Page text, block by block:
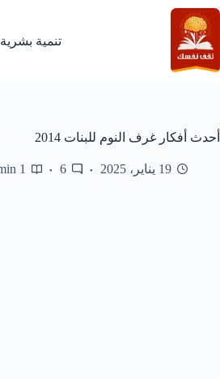
التجاوز
إلى
المحتوى
تنمية بشرية
أحدث أفكار غرف النوم للبنات 2014
19 يناير، 2025 6
1 min